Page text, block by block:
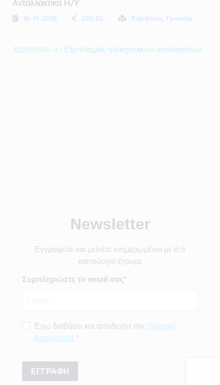
Aνταλλακτικα Η/υ
18-11-2025 230,02 Καρδίτσα, Τρίκαλα
30230000-0 | Εξοπλισμός ηλεκτρονικών υπολογιστών